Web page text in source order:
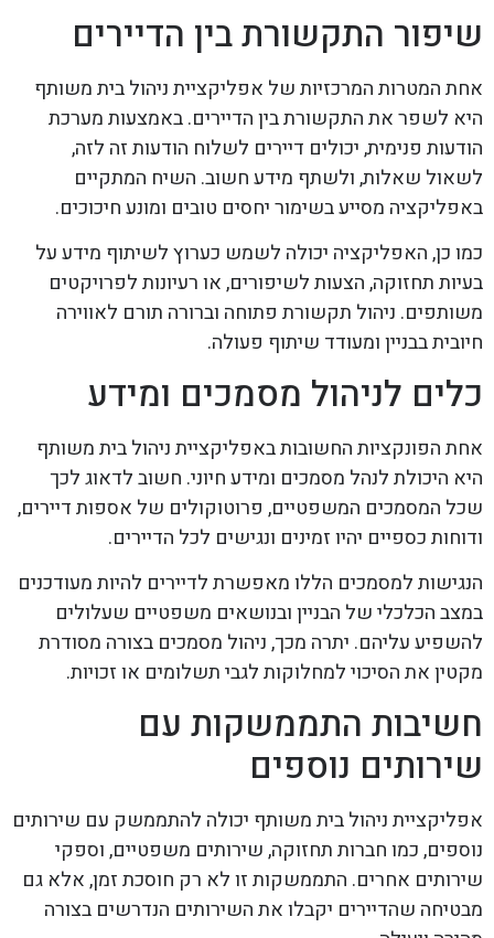
שיפור התקשורת בין הדיירים
אחת המטרות המרכזיות של אפליקציית ניהול בית משותף
היא לשפר את התקשורת בין הדיירים. באמצעות מערכת
הודעות פנימית, יכולים דיירים לשלוח הודעות זה לזה,
לשאול שאלות, ולשתף מידע חשוב. השיח המתקיים
באפליקציה מסייע בשימור יחסים טובים ומונע חיכוכים.
כמו כן, האפליקציה יכולה לשמש כערוץ לשיתוף מידע על
בעיות תחזוקה, הצעות לשיפורים, או רעיונות לפרויקטים
משותפים. ניהול תקשורת פתוחה וברורה תורם לאווירה
חיובית בבניין ומעודד שיתוף פעולה.
כלים לניהול מסמכים ומידע
אחת הפונקציות החשובות באפליקציית ניהול בית משותף
היא היכולת לנהל מסמכים ומידע חיוני. חשוב לדאוג לכך
שכל המסמכים המשפטיים, פרוטוקולים של אספות דיירים,
ודוחות כספיים יהיו זמינים ונגישים לכל הדיירים.
הנגישות למסמכים הללו מאפשרת לדיירים להיות מעודכנים
במצב הכלכלי של הבניין ובנושאים משפטיים שעלולים
להשפיע עליהם. יתרה מכך, ניהול מסמכים בצורה מסודרת
מקטין את הסיכוי למחלוקות לגבי תשלומים או זכויות.
חשיבות התממשקות עם
שירותים נוספים
אפליקציית ניהול בית משותף יכולה להתממשק עם שירותים
נוספים, כמו חברות תחזוקה, שירותים משפטיים, וספקי
שירותים אחרים. התממשקות זו לא רק חוסכת זמן, אלא גם
מבטיחה שהדיירים יקבלו את השירותים הנדרשים בצורה